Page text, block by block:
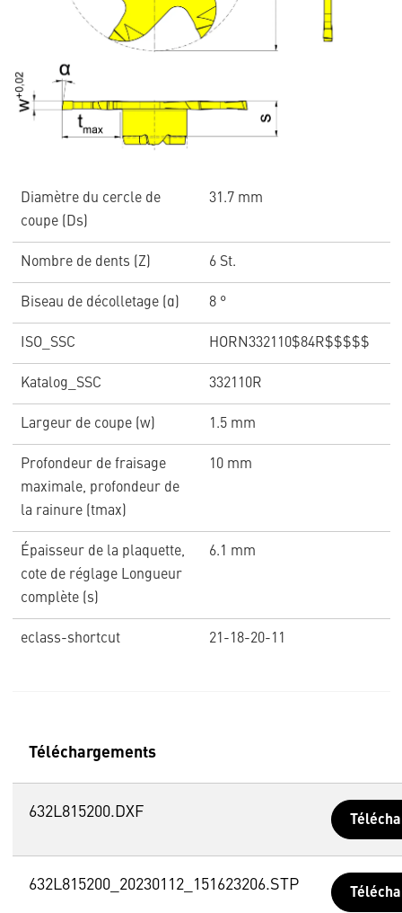
Diamètre du cercle de
coupe (Ds)
31.7 mm
Nombre de dents (Z) 6 St.
Biseau de décolletage (α) 8 °
ISO_SSC HORN332110$84R$$$$$
Katalog_SSC 332110R
Largeur de coupe (w) 1.5 mm
Profondeur de fraisage
maximale, profondeur de
la rainure (tmax)
10 mm
Épaisseur de la plaquette,
cote de réglage Longueur
complète (s)
6.1 mm
eclass-shortcut 21-18-20-11
Téléchargements
632L815200.DXF
632L815200_20230112_151623206.STP